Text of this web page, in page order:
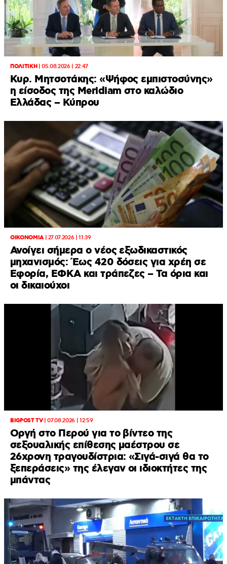
ΠΟΛΙΤΙΚΗ|05.08.2026 | 22:47
Κυρ. Μητσοτάκης: «Ψήφος εμπιστοσύνης»
η είσοδος της Meridiam στο καλώδιο
Ελλάδας – Κύπρου
ΟΙΚΟΝΟΜΙΑ| 27.07.2026 | 11:39
Ανοίγει σήμερα ο νέος εξωδικαστικός
μηχανισμός: Έως 420 δόσεις για χρέη σε
Εφορία, ΕΦΚΑ και τράπεζες – Τα όρια και
οι δικαιούχοι
BIGPOST TV|07.08.2026 | 12:59
Οργή στο Περού για το βίντεο της
σεξουαλικής επίθεσης μαέστρου σε
26χρονη τραγουδίστρια: «Σιγά-σιγά θα το
ξεπεράσεις» της έλεγαν οι ιδιοκτήτες της
μπάντας